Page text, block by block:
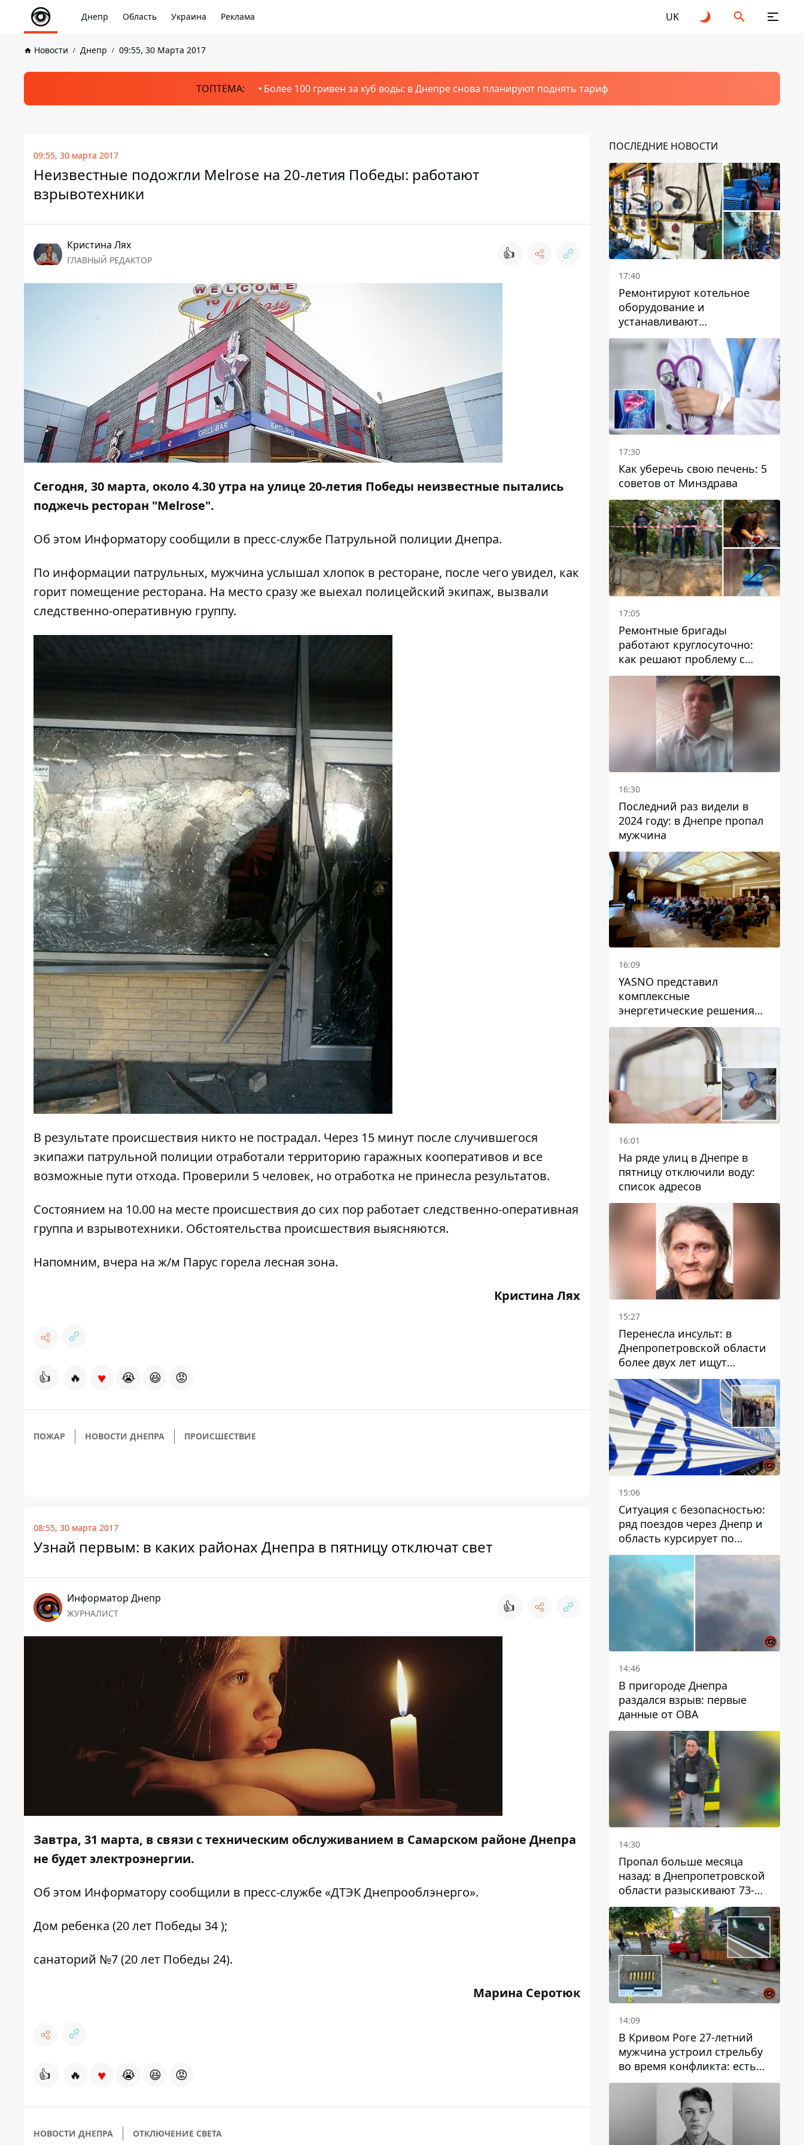
Днепр Область Украина Реклама UK
Новости Днепр 09:55, 30 Марта 2017
ТОПТЕМА: Более 100 гривен за куб воды: в Днепре снова планируют поднять тариф
09:55, 30 марта 2017
Неизвестные подожгли Melrose на 20-летия Победы: работают
взрывотехники
Кристина Лях
ГЛАВНЫЙ РЕДАКТОР 👍
Сегодня, 30 марта, около 4.30 утра на улице 20-летия Победы неизвестные пытались
поджечь ресторан "Melrose".
Об этом Информатору сообщили в пресс-службе Патрульной полиции Днепра.
По информации патрульных, мужчина услышал хлопок в ресторане, после чего увидел, как
горит помещение ресторана. На место сразу же выехал полицейский экипаж, вызвали
следственно-оперативную группу.
В результате происшествия никто не пострадал. Через 15 минут после случившегося
экипажи патрульной полиции отработали территорию гаражных кооперативов и все
возможные пути отхода. Проверили 5 человек, но отработка не принесла результатов.
Состоянием на 10.00 на месте происшествия до сих пор работает следственно-оперативная
группа и взрывотехники. Обстоятельства происшествия выясняются.
Напомним, вчера на ж/м Парус горела лесная зона.
Кристина Лях
👍 🔥 ♥ 😭 😆 😡
ПОЖАР НОВОСТИ ДНЕПРА ПРОИСШЕСТВИЕ
08:55, 30 марта 2017
Узнай первым: в каких районах Днепра в пятницу отключат свет
Информатор Днепр
ЖУРНАЛИСТ 👍
Завтра, 31 марта, в связи с техническим обслуживанием в Самарском районе Днепра
не будет электроэнергии.
Об этом Информатору сообщили в пресс-службе «ДТЭК Днепрооблэнерго».
Дом ребенка (20 лет Победы 34 );
санаторий №7 (20 лет Победы 24).
Марина Серотюк
👍 🔥 ♥ 😭 😆 😡
НОВОСТИ ДНЕПРА ОТКЛЮЧЕНИЕ СВЕТА
ПОСЛЕДНИЕ НОВОСТИ
17:40
Ремонтируют котельное
оборудование и
устанавливают
генераторные установки:
как в Днепре готовятся к
отопительному сезону
17:30
Как уберечь свою печень: 5
советов от Минздрава
17:05
Ремонтные бригады
работают круглосуточно:
как решают проблему с
водой в Марганецкой
громаде
16:30
Последний раз видели в
2024 году: в Днепре пропал
мужчина
16:09
YASNO представил
комплексные
энергетические решения
для бизнеса в Днепре
16:01
На ряде улиц в Днепре в
пятницу отключили воду:
список адресов
15:27
Перенесла инсульт: в
Днепропетровской области
более двух лет ищут
пропавшую женщину
15:06
Ситуация с безопасностью:
ряд поездов через Днепр и
область курсирует по
измененному маршруту, а
часть пути заменили
автобусами и электричками
14:46
В пригороде Днепра
раздался взрыв: первые
данные от ОВА
14:30
Пропал больше месяца
назад: в Днепропетровской
области разыскивают 73-
летнего мужчину
14:09
В Кривом Роге 27-летний
мужчина устроил стрельбу
во время конфликта: есть
раненый